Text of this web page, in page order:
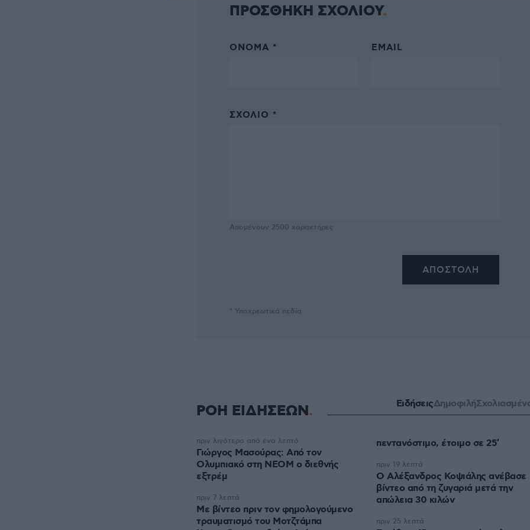
ΠΡΟΣΘΗΚΗ ΣΧΟΛΙΟΥ
ΌΝΟΜΑ * EMAIL
ΣΧΌΛΙΟ *
Απομένουν 2500 χαρακτήρες
* Υποχρεωτικά πεδία
ΡΟΗ ΕΙΔΗΣΕΩΝ ΕιδήσειςΔημοφιλή
Γιώργος Μασούρας: Από τον
Ολυμπιακό στη ΝΕΟΜ ο διεθνής
εξτρέμ
πριν λιγότερο από ένα λεπτό
Με βίντεο πριν τον φημολογούμενο
τραυματισμό του Μοτζτάμπα
πριν 7 λεπτά
πεντανόστιμο, έτοιμο σε 25′
Ο Αλέξανδρος Κοψιάλης ανέβασε
βίντεο από τη ζυγαριά μετά την
απώλεια 30 κιλών
πριν 19 λεπτά
πριν 25 λεπτά